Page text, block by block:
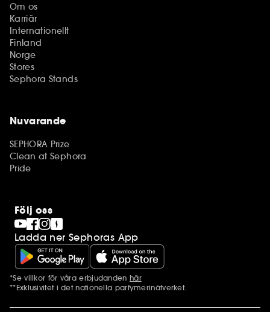
Om os
Karriär
Internationellt
Finland
Norge
Stores
Sephora Stands
Nuvarande
SEPHORA Prize
Clean at Sephora
Pride
Följ oss
Ladda ner Sephoras App
Ytterligare information
*Se villkor för våra erbjudanden här
**Exklusivitet i det nationella parfymerinätverket.